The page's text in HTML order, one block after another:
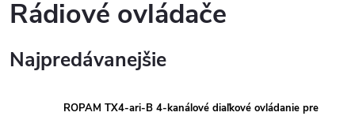
Rádiové ovládače
Najpredávanejšie
ROPAM TX4-ari-B 4-kanálové diaľkové ovládanie pre